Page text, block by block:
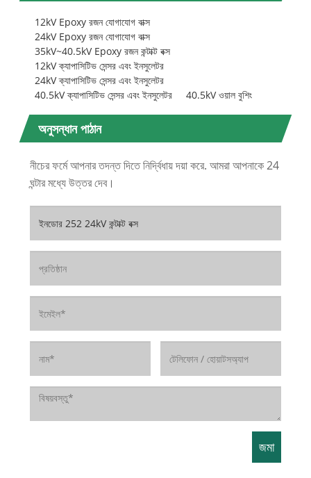
12kV Epoxy রজন যোগাযোগ বাক্স
24kV Epoxy রজন যোগাযোগ বাক্স
35kV~40.5kV Epoxy রজন কন্টাক্ট বক্স
12kV ক্যাপাসিটিভ সেন্সর এবং ইনসুলেটর
24kV ক্যাপাসিটিভ সেন্সর এবং ইনসুলেটর
40.5kV ক্যাপাসিটিভ সেন্সর এবং ইনসুলেটর
40.5kV ওয়াল বুশিং
অনুসন্ধান পাঠান
নীচের ফর্মে আপনার তদন্ত দিতে নির্দ্বিধায় দয়া করে. আমরা আপনাকে 24
ঘন্টার মধ্যে উত্তর দেব।